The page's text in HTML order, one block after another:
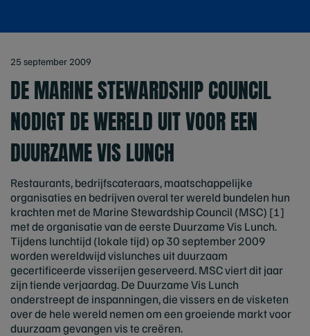
25 september 2009
DE MARINE STEWARDSHIP COUNCIL
NODIGT DE WERELD UIT VOOR EEN
DUURZAME VIS LUNCH
Restaurants, bedrijfscateraars, maatschappelijke
organisaties en bedrijven overal ter wereld bundelen hun
krachten met de Marine Stewardship Council (MSC) [1]
met de organisatie van de eerste Duurzame Vis Lunch.
Tijdens lunchtijd (lokale tijd) op 30 september 2009
worden wereldwijd vislunches uit duurzaam
gecertificeerde visserijen geserveerd. MSC viert dit jaar
zijn tiende verjaardag. De Duurzame Vis Lunch
onderstreept de inspanningen, die vissers en de visketen
over de hele wereld nemen om een groeiende markt voor
duurzaam gevangen vis te creëren.